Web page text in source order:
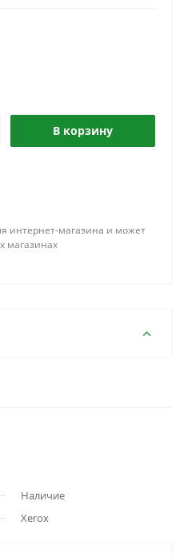
В корзину
интернет-магазина и может
магазинах
Наличие
Xerox